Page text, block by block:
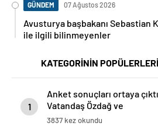
GÜNDEM 07 Ağustos 2026
Avusturya başbakanı Sebastian
ile ilgili bilinmeyenler
KATEGORİNİN POPÜLERLERİ
1
Anket sonuçları ortaya
Vatandaş Özdağ ve
İmamoğlu’nun
3837 kez okundu